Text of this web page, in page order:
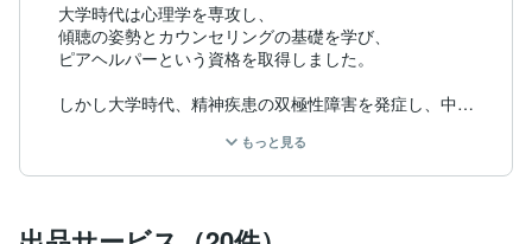
大学時代は心理学を専攻し、
傾聴の姿勢とカウンセリングの基礎を学び、
ピアヘルパーという資格を取得しました。
しかし大学時代、精神疾患の双極性障害を発症し、中
現在は自分にあった病院、薬、カウンセラーさんに出会
うことができ、人生が変わりました。
もっと見る